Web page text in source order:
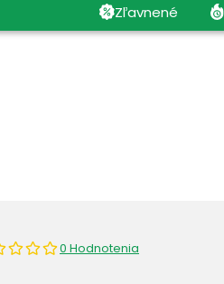
Zľavnené
0 Hodnotenia